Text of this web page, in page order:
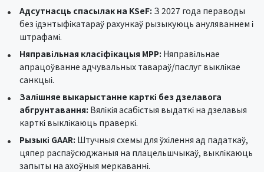
Адсутнасць спасылак на KSeF: З 2027 года пераводы
без ідэнтыфікатараў рахункаў рызыкуюць ануляваннем і
штрафамі.
Няправільная класіфікацыя MPP: Няправільнае
апрацоўванне адчувальных тавараў/паслуг выклікае
санкцыі.
Залішняе выкарыстанне карткі без дзелавога
абгрунтавання: Вялікія асабістыя выдаткі на дзелавыя
карткі выклікаюць праверкі.
Рызыкі GAAR: Штучныя схемы для ўхілення ад падаткаў,
цяпер распаўсюджаныя на плацельшчыкаў, выклікаюць
запыты на ахоўныя меркаванні.